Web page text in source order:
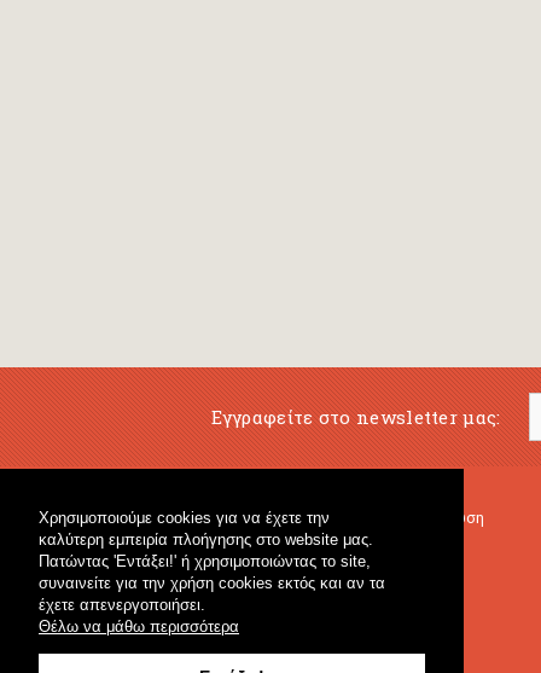
Χρησιμοποιούμε cookies για να έχετε την
καλύτερη εμπειρία πλοήγησης στο website μας.
Πατώντας 'Εντάξει!' ή χρησιμοποιώντας το site,
συναινείτε για την χρήση cookies εκτός και αν τα
έχετε απενεργοποιήσει.
Θέλω να μάθω περισσότερα
Εγγραφείτε στο newsletter μας:
Μουσικό Βιβλιοπωλείο
Κρουστά & Εκπαιδευτικό Υλικό
Γενικό Βιβλιοπωλείο
Μουσική Εκπαίδευση
Fagotto Blog